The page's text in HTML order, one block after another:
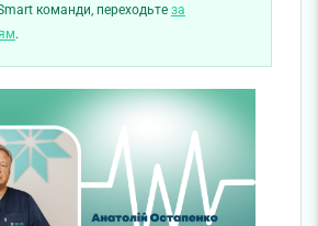
Smart команди, переходьте за
.